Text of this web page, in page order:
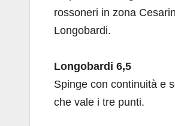
rossoneri in zona
Longobardi.
Longobardi 6,5
Spinge con continuità e
che vale i tre punti.